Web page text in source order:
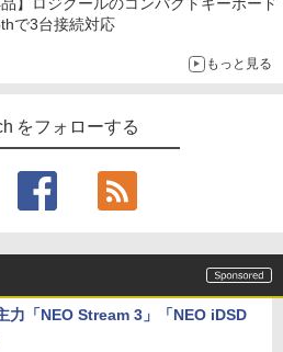
で3台接続対応
もっと見る
をフォローする
力「NEO Stream 3」「NEO iDSD